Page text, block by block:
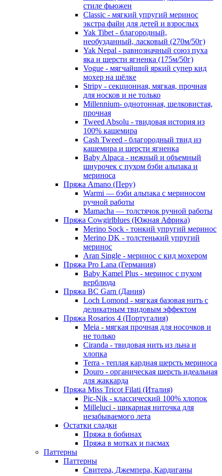
стиле фьюжен
Classic - мягкий упругий меринос
экстра файн для детей и взрослых
Yak Tibet - благородный,
необузданный, ласковый (270м/50г)
Yak Nepal - равнозначный союз пуха
яка и шерсти ягненка (175м/50г)
Vogue - мягчайший яркий супер кид
мохер на шёлке
Stripy - секционная, мягкая, прочная
для носков и не только
Millennium- однотонная, шелковистая,
прочная
Tweed Absolu - твидовая история из
100% кашемира
Cash Tweed - благородный твид из
кашемира и шерсти ягненка
Baby Alpaca - нежный и объемный
шнурочек с пухом бэби альпака и
мериноса
Пряжа Amano (Перу)
Warmi — бэби альпака с мериносом
ручной работы
Mamacha — толстячок ручной работы
Пряжа Cowgirlblues (Южная Африка)
Merino Sock - тонкий упругий меринос
Merino DK - толстенький упругий
меринос
Aran Single - меринос с кид мохером
Пряжа Pro Lana (Германия)
Baby Kamel Plus - меринос с пухом
верблюда
Пряжа BC Garn (Дания)
Loch Lomond - мягкая базовая нить с
деликатным твидовым эффектом
Пряжа Rosarios 4 (Португалия)
Meia - мягкая прочная для носочков и
не только
Ciranda - твидовая нить из льна и
хлопка
Terra - теплая кардная шерсть мериноса
Douro - органическая шерсть идеальная
для жаккарда
Пряжа Miss Tricot Filati (Италия)
Pic-Nik - классический 100% хлопок
Milleluci - шикарная ниточка для
незабываемого лета
Остатки сладки
Пряжа в бобинах
Пряжа в мотках и пасмах
Паттерны
Паттерны
Свитера, Джемпера, Кардиганы